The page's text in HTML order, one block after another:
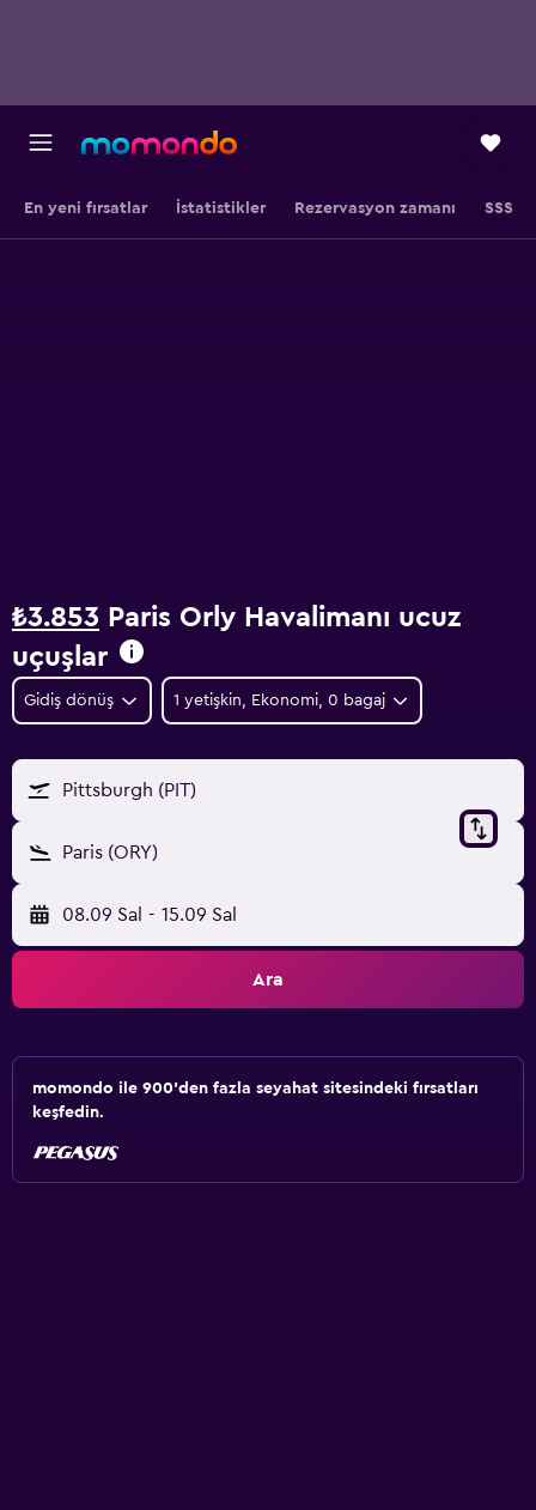
En yeni fırsatlar İstatistikler Rezervasyon zamanı SSS
₺3.853 Paris Orly Havalimanı ucuz
uçuşlar
Gidiş dönüş 1 yetişkin, Ekonomi, 0 bagaj
Pittsburgh (PIT)
Paris (ORY)
08.09 Sal - 15.09 Sal
Ara
momondo ile 900'den fazla seyahat sitesindeki fırsatları
keşfedin.